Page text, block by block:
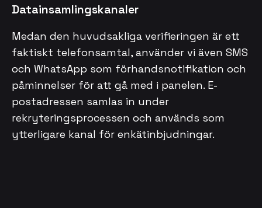
Datainsamlingskanaler
Medan den huvudsakliga verifieringen är ett
faktiskt telefonsamtal, använder vi även SMS
och WhatsApp som förhandsnotifikation och
påminnelser för att gå med i panelen. E-
postadressen samlas in under
rekryteringsprocessen och används som
ytterligare kanal för enkätinbjudningar.